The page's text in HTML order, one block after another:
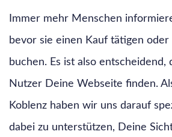
Immer mehr Menschen
bevor sie einen Kauf tätigen oder
buchen. Es ist also entscheidend,
Nutzer Deine Webseite finden.
Koblenz haben wir uns darauf
dabei zu unterstützen, Deine